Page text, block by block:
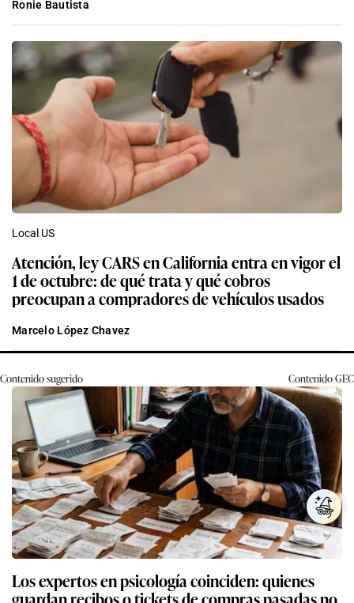
Ronie Bautista
Local US
Atención, ley CARS en California entra en vigor el
1 de octubre: de qué trata y qué cobros
preocupan a compradores de vehículos usados
Marcelo López Chavez
Contenido sugerido ContenidoGEC
Los expertos en psicología coinciden: quienes